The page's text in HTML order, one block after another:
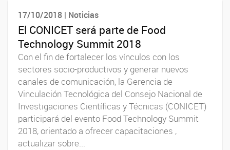
17/10/2018 | Noticias
El CONICET será parte de Food
Technology Summit 2018
Con el fin de fortalecer los vínculos con los
sectores socio-productivos y generar nuevos
canales de comunicación, la Gerencia de
Vinculación Tecnológica del Consejo Nacional de
Investigaciones Científicas y Técnicas (CONICET)
participará del evento Food Technology Summit
2018, orientado a ofrecer capacitaciones ,
actualizar sobre...